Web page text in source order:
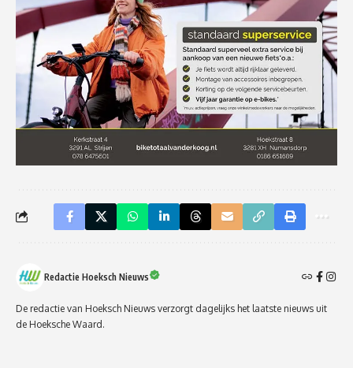
Redactie Hoeksch Nieuws
De redactie van Hoeksch Nieuws verzorgt dagelijks het laatste nieuws uit
de Hoeksche Waard.